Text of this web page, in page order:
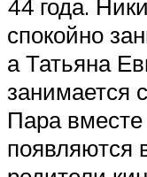
44 года.
спокойно
а Татьяна
занимается
Пара вместе
появляются